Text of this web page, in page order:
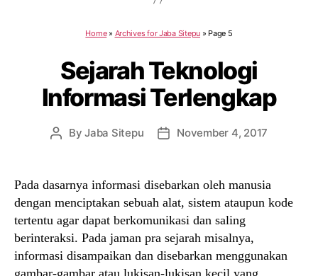
Home» Archives for Jaba Sitepu » Page 5
Sejarah Teknologi
Informasi Terlengkap
PostByJaba Sitepu
PostNovember 4, 2017
Pada dasarnya informasi disebarkan oleh manusia
dengan menciptakan sebuah alat, sistem ataupun kode
tertentu agar dapat berkomunikasi dan saling
berinteraksi. Pada jaman pra sejarah misalnya,
informasi disampaikan dan disebarkan menggunakan
gambar-gambar atau lukisan-lukisan kecil yang